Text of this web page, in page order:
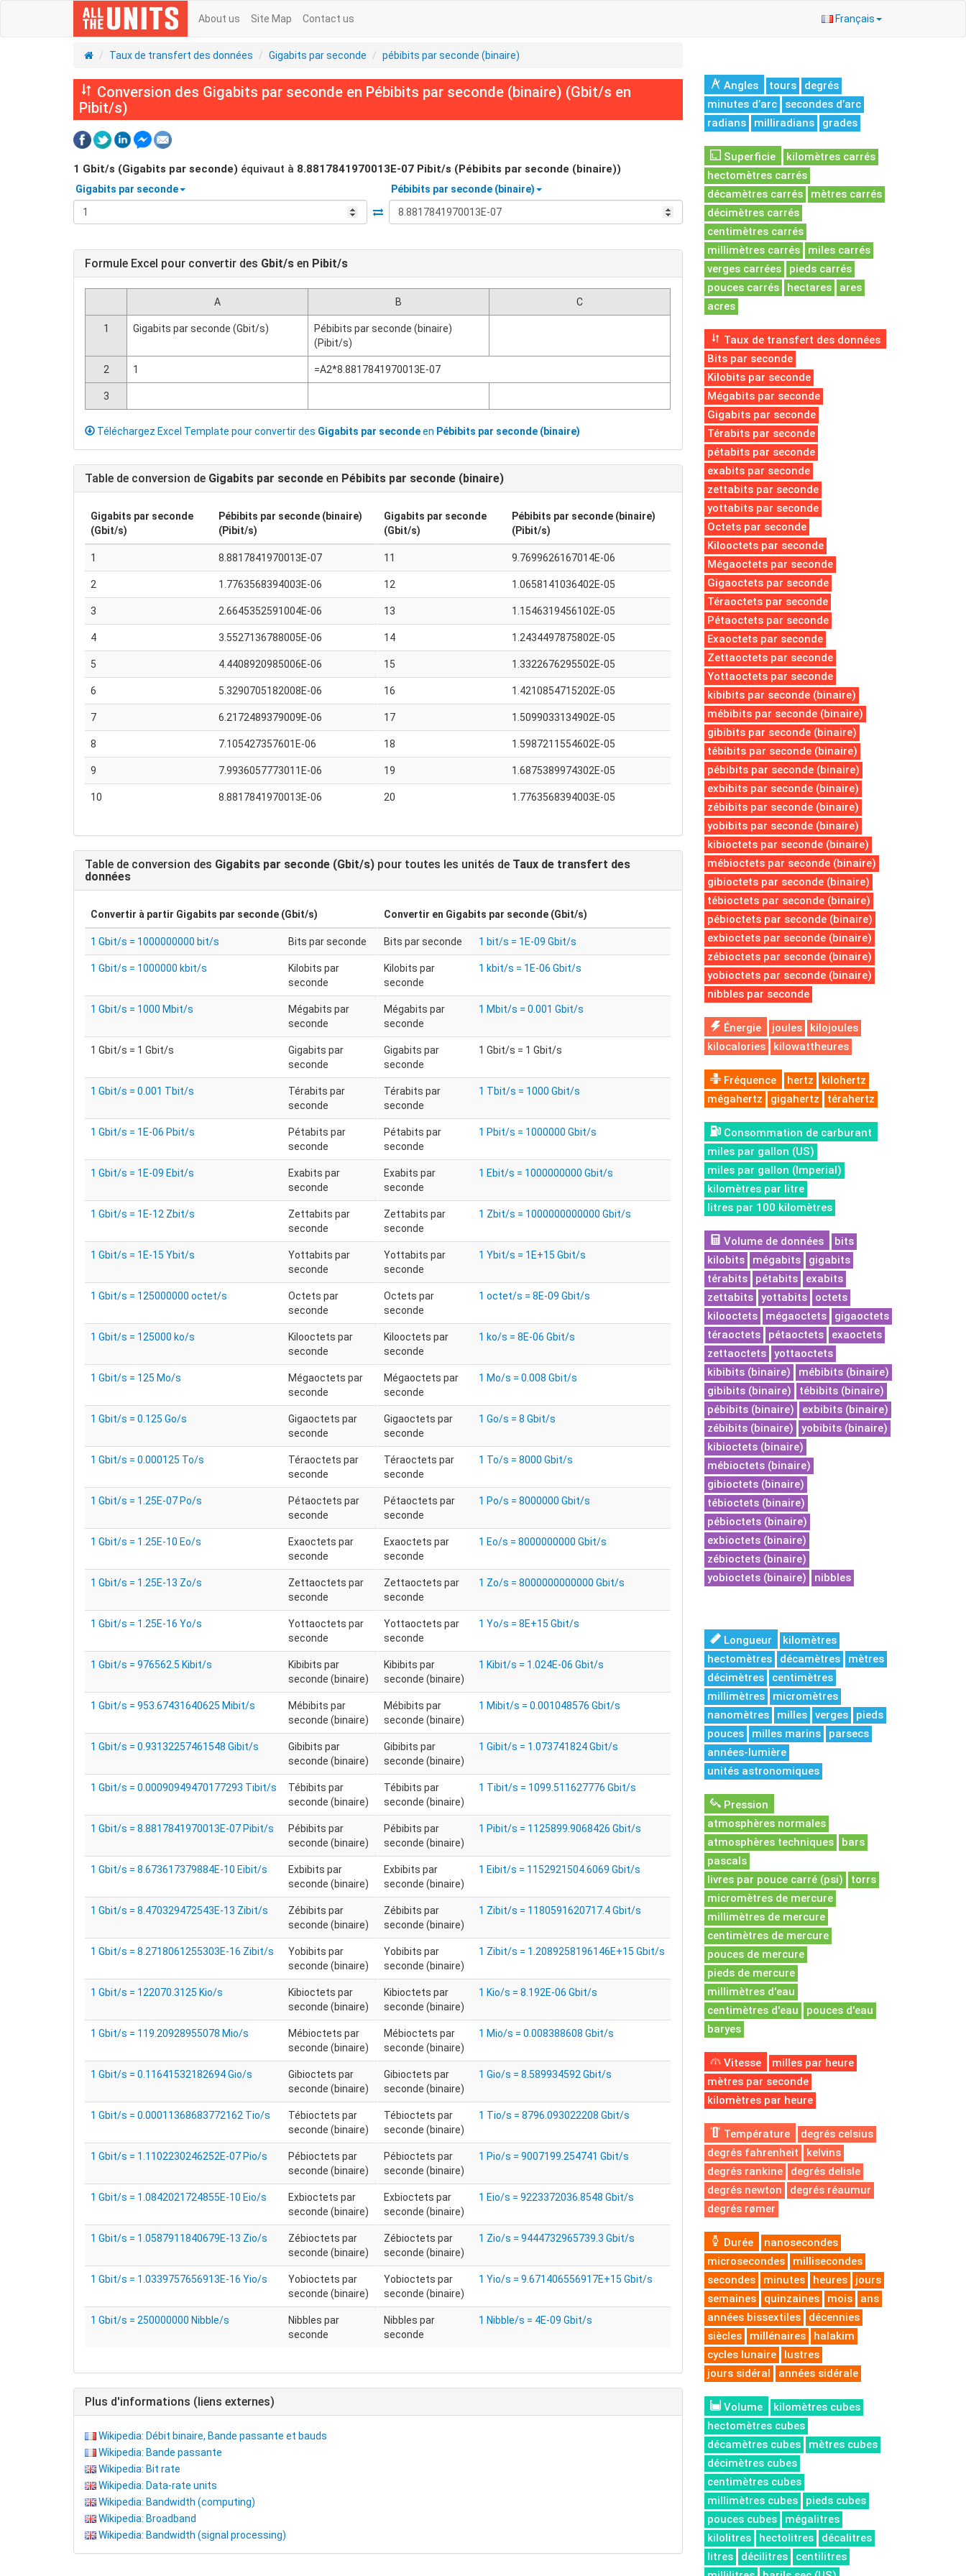
Français
About us Site Map Contact us
Taux de transfert des données Gigabits par seconde pébibits par seconde (binaire)
Conversion des Gigabits par seconde en Pébibits par seconde (binaire) (Gbit/s en
Pibit/s)
1 Gbit/s (Gigabits par seconde) équivaut à 8.8817841970013E-07 Pibit/s (Pébibits par seconde (binaire))
Gigabits par seconde Pébibits par seconde (binaire)
Formule Excel pour convertir des Gbit/s en Pibit/s
A B C
1 Gigabits par seconde (Gbit/s)
Pébibits par seconde (binaire)
(Pibit/s)
2 1 =A2*8.8817841970013E-07
3
Téléchargez Excel Template pour convertir des Gigabits par secondeen Pébibits par seconde (binaire)
Table de conversion de Gigabits par seconde en Pébibits par seconde (binaire)
Gigabits par seconde
(Gbit/s)
Pébibits par seconde (binaire)
(Pibit/s)
1 8.8817841970013E-07
2 1.7763568394003E-06
3 2.6645352591004E-06
4 3.5527136788005E-06
5 4.4408920985006E-06
6 5.3290705182008E-06
7 6.2172489379009E-06
8 7.105427357601E-06
9 7.9936057773011E-06
10 8.8817841970013E-06
Gigabits par seconde
(Gbit/s)
Pébibits par seconde (binaire)
(Pibit/s)
11 9.7699626167014E-06
12 1.0658141036402E-05
13 1.1546319456102E-05
14 1.2434497875802E-05
15 1.3322676295502E-05
16 1.4210854715202E-05
17 1.5099033134902E-05
18 1.5987211554602E-05
19 1.6875389974302E-05
20 1.7763568394003E-05
Table de conversion des Gigabits par seconde (Gbit/s) pour toutes les unités de Taux de transfert des
données
Convertir à partir Gigabits par seconde (Gbit/s)
1 Gbit/s = 1000000000 bit/s Bits par seconde
1 Gbit/s = 1000000 kbit/s
Kilobits par
seconde
1 Gbit/s = 1000 Mbit/s
Mégabits par
seconde
1 Gbit/s = 1 Gbit/s
Gigabits par
seconde
1 Gbit/s = 0.001 Tbit/s
Térabits par
seconde
1 Gbit/s = 1E-06 Pbit/s
Pétabits par
seconde
1 Gbit/s = 1E-09 Ebit/s
Exabits par
seconde
1 Gbit/s = 1E-12 Zbit/s
Zettabits par
seconde
1 Gbit/s = 1E-15 Ybit/s
Yottabits par
seconde
1 Gbit/s = 125000000 octet/s
Octets par
seconde
1 Gbit/s = 125000 ko/s
Kilooctets par
seconde
1 Gbit/s = 125 Mo/s
Mégaoctets par
seconde
1 Gbit/s = 0.125 Go/s
Gigaoctets par
seconde
1 Gbit/s = 0.000125 To/s
Téraoctets par
seconde
1 Gbit/s = 1.25E-07 Po/s
Pétaoctets par
seconde
1 Gbit/s = 1.25E-10 Eo/s
Exaoctets par
seconde
1 Gbit/s = 1.25E-13 Zo/s
Zettaoctets par
seconde
1 Gbit/s = 1.25E-16 Yo/s
Yottaoctets par
seconde
1 Gbit/s = 976562.5 Kibit/s
Kibibits par
seconde (binaire)
1 Gbit/s = 953.67431640625 Mibit/s
Mébibits par
seconde (binaire)
1 Gbit/s = 0.93132257461548 Gibit/s
Gibibits par
seconde (binaire)
1 Gbit/s = 0.00090949470177293 Tibit/s
Tébibits par
seconde (binaire)
1 Gbit/s = 8.8817841970013E-07 Pibit/s
Pébibits par
seconde (binaire)
1 Gbit/s = 8.673617379884E-10 Eibit/s
Exbibits par
seconde (binaire)
1 Gbit/s = 8.470329472543E-13 Zibit/s
Zébibits par
seconde (binaire)
1 Gbit/s = 8.2718061255303E-16 Zibit/s
Yobibits par
seconde (binaire)
1 Gbit/s = 122070.3125 Kio/s
Kibioctets par
seconde (binaire)
1 Gbit/s = 119.20928955078 Mio/s
Mébioctets par
seconde (binaire)
1 Gbit/s = 0.11641532182694 Gio/s
Gibioctets par
seconde (binaire)
1 Gbit/s = 0.00011368683772162 Tio/s
Tébioctets par
seconde (binaire)
1 Gbit/s = 1.1102230246252E-07 Pio/s
Pébioctets par
seconde (binaire)
1 Gbit/s = 1.0842021724855E-10 Eio/s
Exbioctets par
seconde (binaire)
1 Gbit/s = 1.0587911840679E-13 Zio/s
Zébioctets par
seconde (binaire)
1 Gbit/s = 1.0339757656913E-16 Yio/s
Yobioctets par
seconde (binaire)
1 Gbit/s = 250000000 Nibble/s
Nibbles par
seconde
Convertir en Gigabits par seconde (Gbit/s)
Bits par seconde 1 bit/s = 1E-09 Gbit/s
Kilobits par
seconde
1 kbit/s = 1E-06 Gbit/s
Mégabits par
seconde
1 Mbit/s = 0.001 Gbit/s
Gigabits par
seconde
1 Gbit/s = 1 Gbit/s
Térabits par
seconde
1 Tbit/s = 1000 Gbit/s
Pétabits par
seconde
1 Pbit/s = 1000000 Gbit/s
Exabits par
seconde
1 Ebit/s = 1000000000 Gbit/s
Zettabits par
seconde
1 Zbit/s = 1000000000000 Gbit/s
Yottabits par
seconde
1 Ybit/s = 1E+15 Gbit/s
Octets par
seconde
1 octet/s = 8E-09 Gbit/s
Kilooctets par
seconde
1 ko/s = 8E-06 Gbit/s
Mégaoctets par
seconde
1 Mo/s = 0.008 Gbit/s
Gigaoctets par
seconde
1 Go/s = 8 Gbit/s
Téraoctets par
seconde
1 To/s = 8000 Gbit/s
Pétaoctets par
seconde
1 Po/s = 8000000 Gbit/s
Exaoctets par
seconde
1 Eo/s = 8000000000 Gbit/s
Zettaoctets par
seconde
1 Zo/s = 8000000000000 Gbit/s
Yottaoctets par
seconde
1 Yo/s = 8E+15 Gbit/s
Kibibits par
seconde (binaire)
1 Kibit/s = 1.024E-06 Gbit/s
Mébibits par
seconde (binaire)
1 Mibit/s = 0.001048576 Gbit/s
Gibibits par
seconde (binaire)
1 Gibit/s = 1.073741824 Gbit/s
Tébibits par
seconde (binaire)
1 Tibit/s = 1099.511627776 Gbit/s
Pébibits par
seconde (binaire)
1 Pibit/s = 1125899.9068426 Gbit/s
Exbibits par
seconde (binaire)
1 Eibit/s = 1152921504.6069 Gbit/s
Zébibits par
seconde (binaire)
1 Zibit/s = 1180591620717.4 Gbit/s
Yobibits par
seconde (binaire)
1 Zibit/s = 1.2089258196146E+15 Gbit/s
Kibioctets par
seconde (binaire)
1 Kio/s = 8.192E-06 Gbit/s
Mébioctets par
seconde (binaire)
1 Mio/s = 0.008388608 Gbit/s
Gibioctets par
seconde (binaire)
1 Gio/s = 8.589934592 Gbit/s
Tébioctets par
seconde (binaire)
1 Tio/s = 8796.093022208 Gbit/s
Pébioctets par
seconde (binaire)
1 Pio/s = 9007199.254741 Gbit/s
Exbioctets par
seconde (binaire)
1 Eio/s = 9223372036.8548 Gbit/s
Zébioctets par
seconde (binaire)
1 Zio/s = 9444732965739.3 Gbit/s
Yobioctets par
seconde (binaire)
1 Yio/s = 9.671406556917E+15 Gbit/s
Nibbles par
seconde
1 Nibble/s = 4E-09 Gbit/s
Plus d'informations (liens externes)
Wikipedia: Débit binaire, Bande passante et bauds
Wikipedia: Bande passante
Wikipedia: Bit rate
Wikipedia: Data-rate units
Wikipedia: Bandwidth (computing)
Wikipedia: Broadband
Wikipedia: Bandwidth (signal processing)
Angles tours
degrés
minutes d’arc
secondes d’arc
radians
milliradians grades
Superficie
kilomètres carrés
hectomètres carrés
décamètres carrés
mètres carrés
décimètres carrés
centimètres carrés
millimètres carrés
miles carrés
verges carrées
pieds carrés
pouces carrés
hectares
ares
acres
Taux de transfert des données
Bits par seconde
Kilobits par seconde
Mégabits par seconde
Gigabits par seconde
Térabits par seconde
pétabits par seconde
exabits par seconde
zettabits par seconde
yottabits par seconde
Octets par seconde
Kilooctets par seconde
Mégaoctets par seconde
Gigaoctets par seconde
Téraoctets par seconde
Pétaoctets par seconde
Exaoctets par seconde
Zettaoctets par seconde
Yottaoctets par seconde
kibibits par seconde (binaire)
mébibits par seconde (binaire)
gibibits par seconde (binaire)
tébibits par seconde (binaire)
pébibits par seconde (binaire)
exbibits par seconde (binaire)
zébibits par seconde (binaire)
yobibits par seconde (binaire)
kibioctets par seconde (binaire)
mébioctets par seconde (binaire)
gibioctets par seconde (binaire)
tébioctets par seconde (binaire)
pébioctets par seconde (binaire)
exbioctets par seconde (binaire)
zébioctets par seconde (binaire)
yobioctets par seconde (binaire)
nibbles par seconde
Énergie joules
kilojoules
kilocalories
kilowattheures
Fréquence hertz
kilohertz
mégahertz
gigahertz térahertz
Consommation de carburant
miles par gallon (US)
miles par gallon (Imperial)
kilomètres par litre
litres par 100 kilomètres
Volume de données
bits
kilobits
mégabits
gigabits
térabits
pétabits
exabits
zettabits
yottabits
octets
kilooctets
mégaoctets
gigaoctets
téraoctets
pétaoctets
exaoctets
zettaoctets
yottaoctets
kibibits (binaire)
mébibits (binaire)
gibibits (binaire)
tébibits (binaire)
pébibits (binaire)
exbibits (binaire)
zébibits (binaire)
yobibits (binaire)
kibioctets (binaire)
mébioctets (binaire)
gibioctets (binaire)
tébioctets (binaire)
pébioctets (binaire)
exbioctets (binaire)
zébioctets (binaire)
yobioctets (binaire)
nibbles
Longueur
kilomètres
hectomètres
décamètres
mètres
décimètres
centimètres
millimètres
micromètres
nanomètres
milles verges
pieds
pouces
milles marins
parsecs
années-lumière
unités astronomiques
Pression
atmosphères normales
atmosphères techniques
bars
pascals
livres par pouce carré (psi)
torrs
micromètres de mercure
millimètres de mercure
centimètres de mercure
pouces de mercure
pieds de mercure
millimètres d'eau
centimètres d'eau
pouces d'eau
baryes
Vitesse
milles par heure
mètres par seconde
kilomètres par heure
Température
degrés celsius
degrés fahrenheit
kelvins
degrés rankine
degrés delisle
degrés newton
degrés réaumur
degrés rømer
Durée
nanosecondes
microsecondes
millisecondes
secondes
minutes heures
jours
semaines
quinzaines mois
ans
années bissextiles
décennies
siècles
millénaires
halakim
cycles lunaire
lustres
jours sidéral
années sidérale
Volume
kilomètres cubes
hectomètres cubes
décamètres cubes
mètres cubes
décimètres cubes
centimètres cubes
millimètres cubes
pieds cubes
pouces cubes
mégalitres
kilolitres
hectolitres
décalitres
litres
décilitres
centilitres